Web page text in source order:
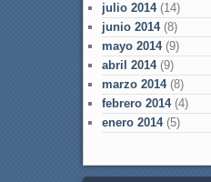
julio 2014(14)
junio 2014(8)
mayo 2014(9)
abril 2014(9)
marzo 2014(8)
febrero 2014(4)
enero 2014(5)